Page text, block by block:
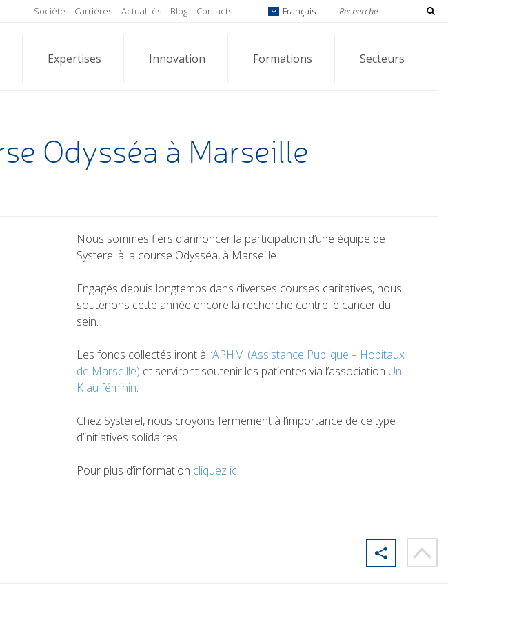
Société Carrières Actualités Blog Contacts Français
Expertises Innovation Formations Secteurs
Odysséa à Marseille
Nous sommes fiers d’annoncer la participation d’une équipe de
Systerel à la course Odysséa, à Marseille.
Engagés depuis longtemps dans diverses courses caritatives, nous
soutenons cette année encore la recherche contre le cancer du
sein.
Les fonds collectés iront à l’APHM (Assistance Publique – Hopitaux
de Marseille) et serviront soutenir les patientes via l’association Un
K au féminin.
Chez Systerel, nous croyons fermement à l’importance de ce type
d’initiatives solidaires.
Pour plus d’information cliquez ici